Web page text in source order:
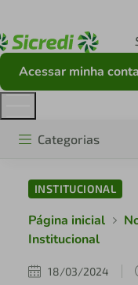
Acessar minha conta
Categorias
INSTITUCIONAL
Página inicial
Institucional
18/03/2024